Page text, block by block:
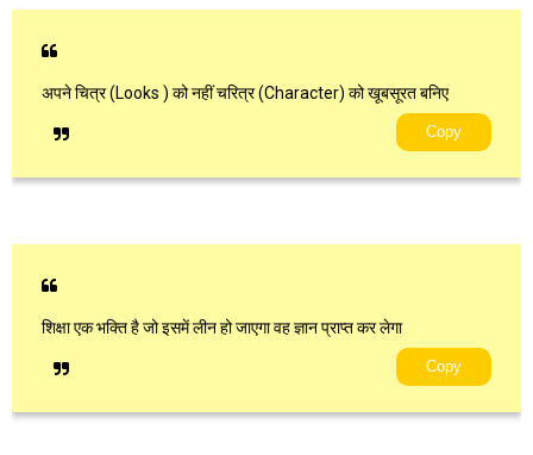
अपने चित्र (Looks ) को नहीं चरित्र (Character) को खूबसूरत बनिए
Copy
शिक्षा एक भक्ति है जो इसमें लीन हो जाएगा वह ज्ञान प्राप्त कर लेगा
Copy